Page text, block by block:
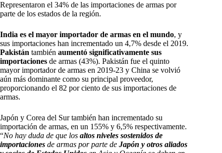
Representaron el 34% de las importaciones de armas por
parte de los estados de la región.
India es el mayor importador de armas en el mundo, y
sus importaciones han incrementado un 4,7% desde el 2019.
Pakistán también aumentó significativamente sus
importaciones de armas (43%). Pakistán fue el quinto
mayor importador de armas en 2019-23 y China se volvió
aún más dominante como su principal proveedor,
proporcionando el 82 por ciento de sus importaciones de
armas.
Japón y Corea del Sur también han incrementado su
importación de armas, en un 155% y 6,5% respectivamente.
“No hay duda de que los altos niveles sostenidos de
importaciones de armas por parte de Japón y otros aliados